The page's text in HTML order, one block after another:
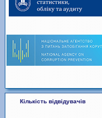
Кількість відвідувачів